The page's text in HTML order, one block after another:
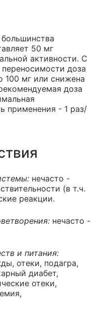
50 мг
активности. С
доза
100 мг или снижена
доза
применения - 1 раз/
нечасто -
(в т.ч.
реакции.
нечасто -
и питания:
отеки, подагра,
диабет,
отеки,